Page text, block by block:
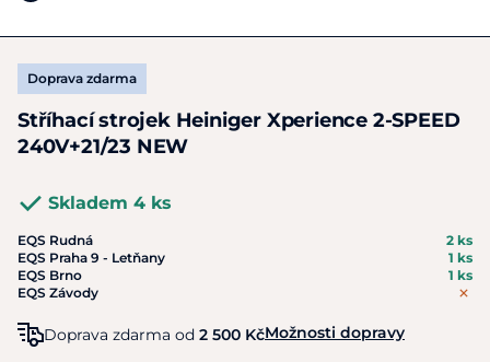
Doprava zdarma
Stříhací strojek Heiniger Xperience 2-SPEED
240V+21/23 NEW
Skladem 4 ks
EQS Rudná
2 ks
EQS Praha 9 - Letňany
1 ks
EQS Brno
1 ks
EQS Závody
Doprava zdarma od 2 500 KčMožnosti dopravy